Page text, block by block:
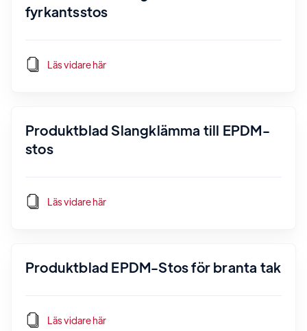
fyrkantsstos
Läs vidare här
Produktblad Slangklämma till EPDM-
stos
Läs vidare här
Produktblad EPDM-Stos för branta tak
Läs vidare här